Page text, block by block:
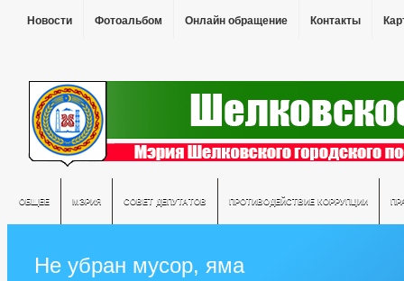
Новости Фотоальбом Онлайн обращение Контакты
ОБЩЕЕ МЭРИЯ СОВЕТ ДЕПУТАТОВ ПРОТИВОДЕЙСТВИЕ КОРРУПЦИИ
Не убран мусор, яма